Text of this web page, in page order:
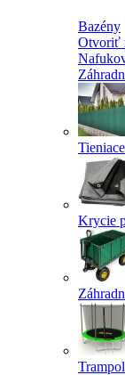
Bazény
Otvoriť
Krycie